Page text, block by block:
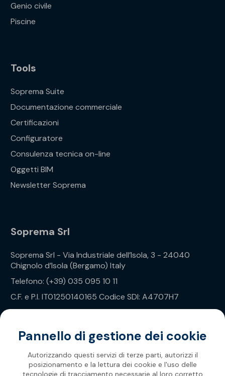
Genio civile
Piscine
Tools
Soprema Suite
Documentazione commerciale
Certificazioni
Configuratore
Consulenza tecnica on-line
Oggetti BIM
Newsletter Soprema
Soprema Srl
Soprema Srl - Via Industriale dell’Isola, 3 - 24040
Chignolo d’Isola (Bergamo) Italy
Telefono: (+39) 035 095 10 11
C.F. e P.I. IT01250140165 Codice SDI: A4707H7
Privacy Policy
Pannello di gestione dei cookie
Autorizzando questi servizi di terze parti, autorizzi il
posizionamento e la lettura dei cookie e l'uso delle
tecnologie di tracciamento necessarie al loro corretto